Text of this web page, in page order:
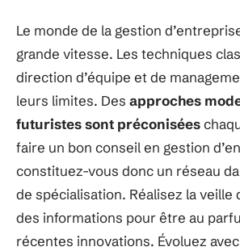
Le monde de la gestion
grande vitesse. Les techniques
direction d’équipe et de
leurs limites. Des approches
futuristes sont préconisées
faire un bon conseil en gestion
constituez-vous donc un réseau
de spécialisation. Réalisez la veille
des informations pour être au
récentes innovations. Évoluez